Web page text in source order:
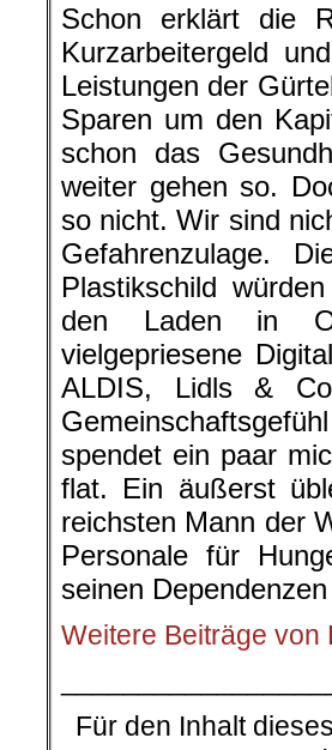
Schon erklärt die
Kurzarbeitergeld
Leistungen der
Sparen um den
schon das
weiter gehen so.
so nicht. Wir sind
Gefahrenzulage.
Plastikschild
den Laden in
vielgepriesene
ALDIS, Lidls &
spendet ein paar
flat. Ein äußerst
reichsten Mann der
Personale für
seinen
Weitere Beiträge von
Für den Inhalt